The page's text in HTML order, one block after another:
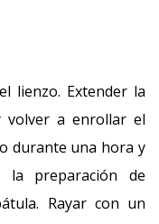
lienzo. Extender la
volver a enrollar el
durante una hora y
preparación de
Rayar con un